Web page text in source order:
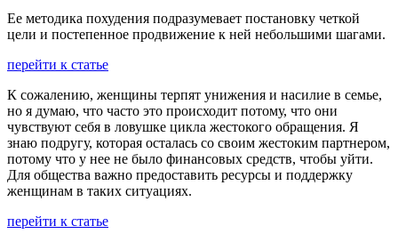
Ее методика похудения подразумевает постановку четкой
цели и постепенное продвижение к ней небольшими шагами.
перейти к статье
К сожалению, женщины терпят унижения и насилие в семье,
но я думаю, что часто это происходит потому, что они
чувствуют себя в ловушке цикла жестокого обращения. Я
знаю подругу, которая осталась со своим жестоким партнером,
потому что у нее не было финансовых средств, чтобы уйти.
Для общества важно предоставить ресурсы и поддержку
женщинам в таких ситуациях.
перейти к статье